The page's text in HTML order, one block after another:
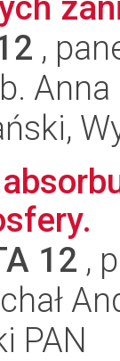
,
12 ,
PAN